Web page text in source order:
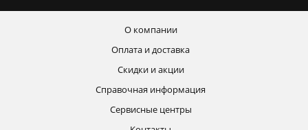
О компании
Оплата и доставка
Скидки и акции
Справочная информация
Сервисные центры